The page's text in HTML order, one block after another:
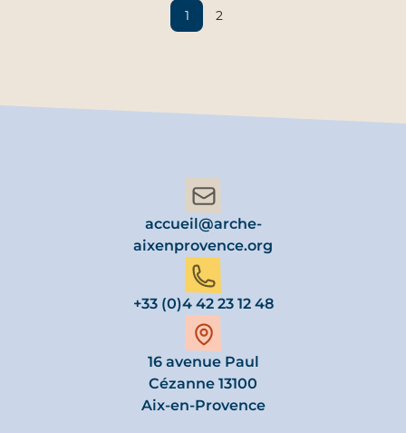
1 2
accueil@arche-
aixenprovence.org
+33 (0)4 42 23 12 48
16 avenue Paul
Cézanne 13100
Aix-en-Provence